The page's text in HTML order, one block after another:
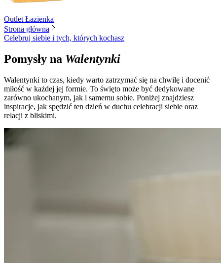
Outlet Łazienka
Strona główna
Celebruj siebie i tych, których kochasz
Pomysły na Walentynki
Walentynki to czas, kiedy warto zatrzymać się na chwilę i docenić
miłość w każdej jej formie. To święto może być dedykowane
zarówno ukochanym, jak i samemu sobie. Poniżej znajdziesz
inspiracje, jak spędzić ten dzień w duchu celebracji siebie oraz
relacji z bliskimi.